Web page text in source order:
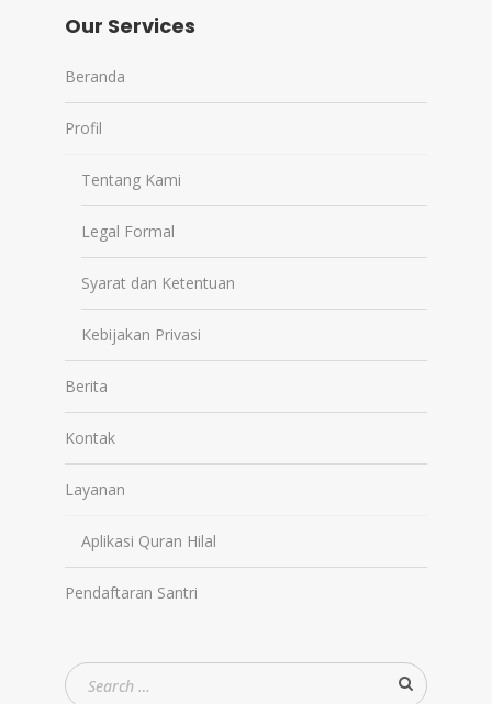
Our Services
Beranda
Profil
Tentang Kami
Legal Formal
Syarat dan Ketentuan
Kebijakan Privasi
Berita
Kontak
Layanan
Aplikasi Quran Hilal
Pendaftaran Santri